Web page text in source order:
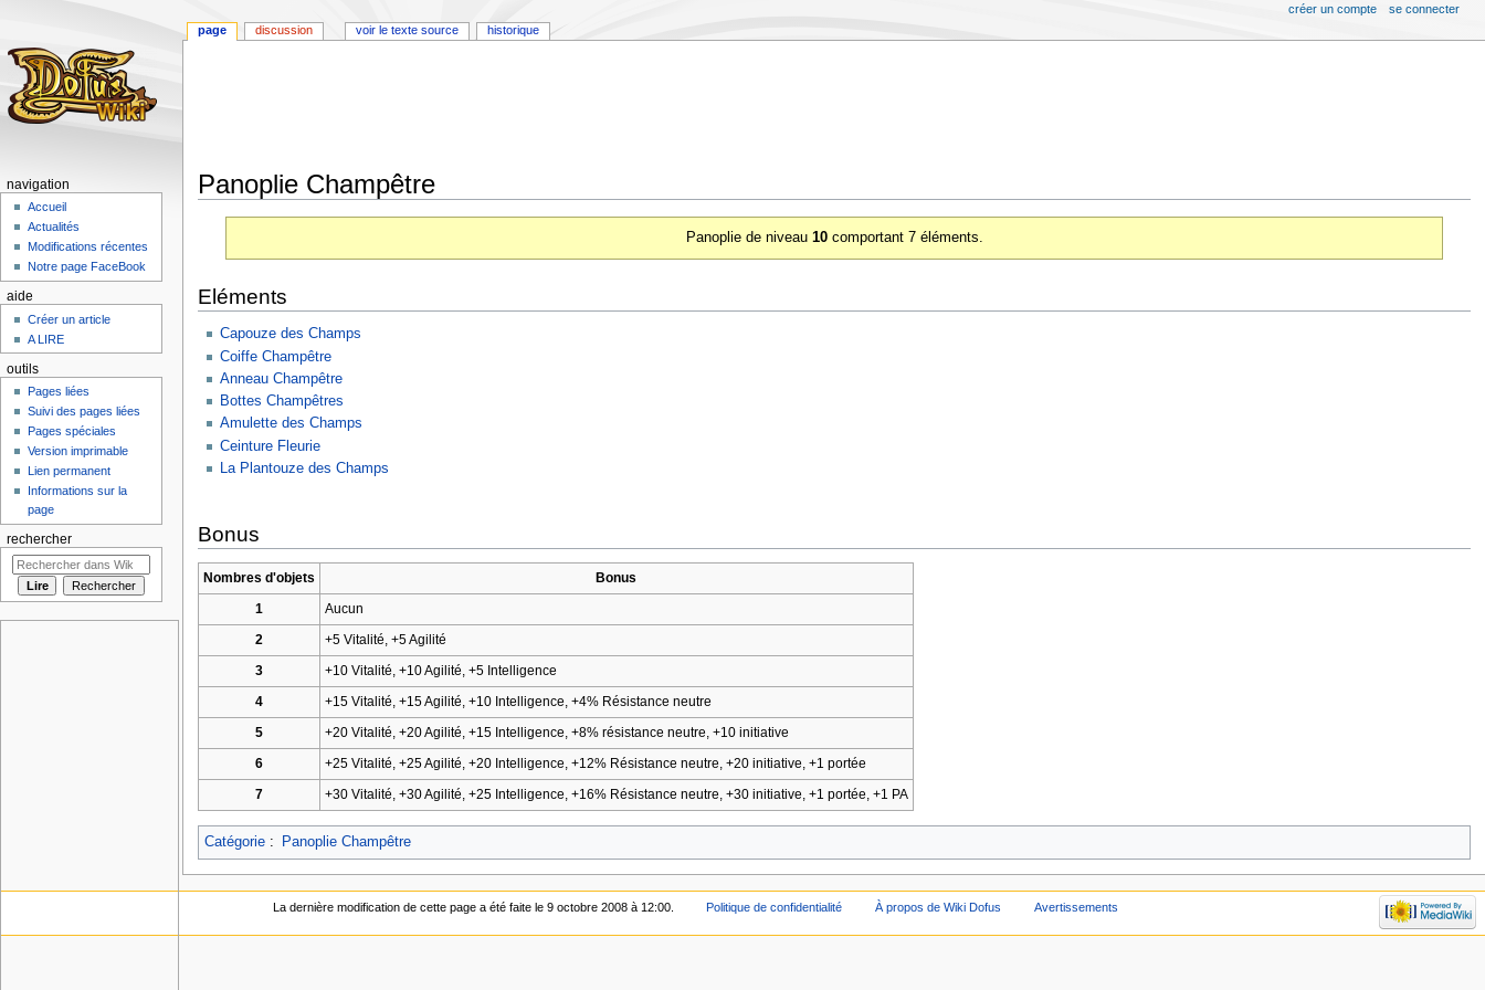
Panoplie Champêtre
navigation
recherche
Panoplie de niveau 10comportant 7 éléments.
Eléments
Capouze des Champs
Coiffe Champêtre
Anneau Champêtre
Bottes Champêtres
Amulette des Champs
Ceinture Fleurie
La Plantouze des Champs
Bonus
Nombres d'objets
Bonus
1
Aucun
2
+5 Vitalité, +5 Agilité
3
+10 Vitalité, +10 Agilité, +5 Intelligence
4
+15 Vitalité, +15 Agilité, +10 Intelligence, +4% Résistance neutre
5
+20 Vitalité, +20 Agilité, +15 Intelligence, +8% résistance neutre, +10 initiative
6
+25 Vitalité, +25 Agilité, +20 Intelligence, +12% Résistance neutre, +20 initiative, +1 portée
7
+30 Vitalité, +30 Agilité, +25 Intelligence, +16% Résistance neutre, +30 initiative, +1 portée, +1 PA
Catégorie: Panoplie Champêtre
page discussion voir le texte source historique
créer un compte se connecter
navigation
Accueil
Actualités
Modifications récentes
Notre page FaceBook
aide
Créer un article
A LIRE
outils
Pages liées
Suivi des pages liées
Pages spéciales
Version imprimable
Lien permanent
Informations sur la
page
rechercher
La dernière modification de cette page a été faite le 9 octobre 2008 à 12:00. Politique de confidentialité À propos de Wiki Dofus Avertissements